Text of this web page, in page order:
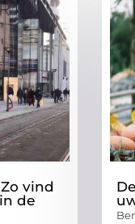
vind
de